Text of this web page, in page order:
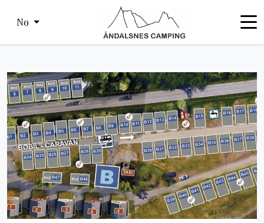
No